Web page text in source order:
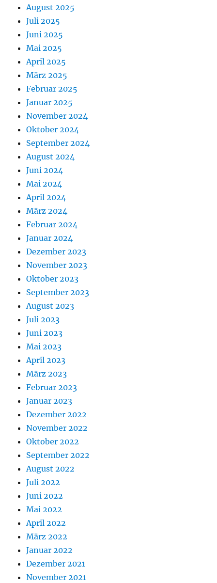
August 2025
Juli 2025
Juni 2025
Mai 2025
April 2025
März 2025
Februar 2025
Januar 2025
November 2024
Oktober 2024
September 2024
August 2024
Juni 2024
Mai 2024
April 2024
März 2024
Februar 2024
Januar 2024
Dezember 2023
November 2023
Oktober 2023
September 2023
August 2023
Juli 2023
Juni 2023
Mai 2023
April 2023
März 2023
Februar 2023
Januar 2023
Dezember 2022
November 2022
Oktober 2022
September 2022
August 2022
Juli 2022
Juni 2022
Mai 2022
April 2022
März 2022
Januar 2022
Dezember 2021
November 2021